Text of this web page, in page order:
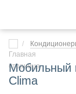
Мобильный
Clima